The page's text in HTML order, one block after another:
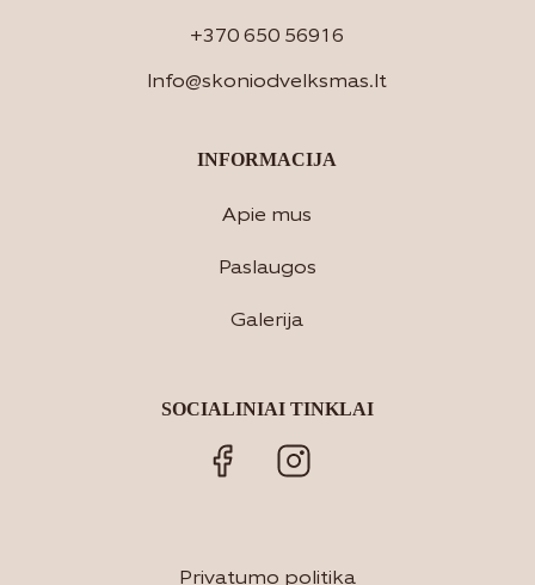
+370 650 56916
Info@skoniodvelksmas.lt
INFORMACIJA
Apie mus
Paslaugos
Galerija
SOCIALINIAI TINKLAI
Privatumo politika